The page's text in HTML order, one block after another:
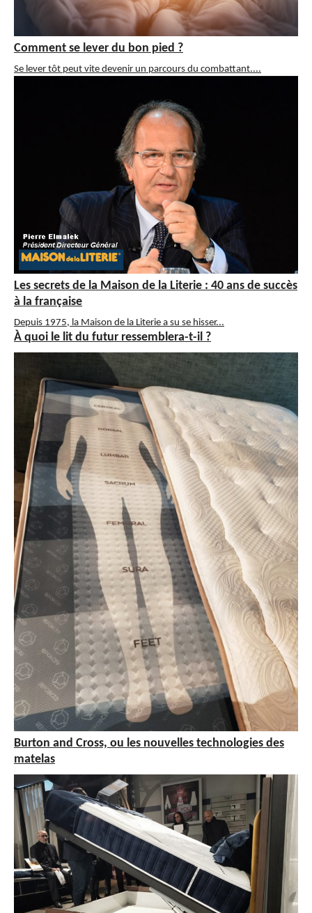
Comment se lever du bon pied ?
Se lever tôt peut vite devenir un parcours du combattant....
Les secrets de la Maison de la Literie : 40 ans de succès
à la française
Depuis 1975, la Maison de la Literie a su se hisser...
À quoi le lit du futur ressemblera-t-il ?
Burton and Cross, ou les nouvelles technologies des
matelas